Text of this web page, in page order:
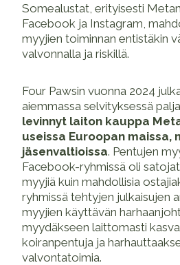
Somealustat, erityisesti
Facebook ja Instagram,
myyjien toiminnan entistäkin
valvonnalla ja riskillä.
Four Pawsin vuonna 2024
aiemmassa selvityksessä
levinnyt laiton kauppa
useissa Euroopan maissa,
jäsenvaltioissa. Pentujen
Facebook-ryhmissä oli
myyjiä kuin mahdollisia
ryhmissä tehtyjen julkaisujen
myyjien käyttävän
myydäkseen laittomasti
koiranpentuja ja
valvontatoimia.